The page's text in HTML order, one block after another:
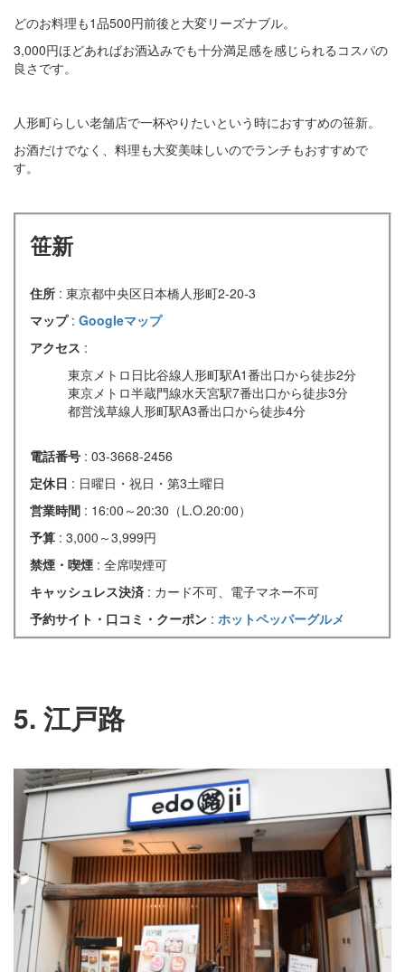
どのお料理も1品500円前後と大変リーズナブル。
3,000円ほどあればお酒込みでも十分満足感を感じられるコスパの
良さです。
人形町らしい老舗店で一杯やりたいという時におすすめの笹新。
お酒だけでなく、料理も大変美味しいのでランチもおすすめで
す。
笹新
住所 : 東京都中央区日本橋人形町2-20-3
マップ : Googleマップ
アクセス :
東京メトロ日比谷線人形町駅A1番出口から徒歩2分
東京メトロ半蔵門線水天宮駅7番出口から徒歩3分
都営浅草線人形町駅A3番出口から徒歩4分
電話番号 : 03-3668-2456
定休日 : 日曜日・祝日・第3土曜日
営業時間 : 16:00～20:30（L.O.20:00）
予算 : 3,000～3,999円
禁煙・喫煙 : 全席喫煙可
キャッシュレス決済 : カード不可、電子マネー不可
予約サイト・口コミ・クーポン : ホットペッパーグルメ
5. 江戸路